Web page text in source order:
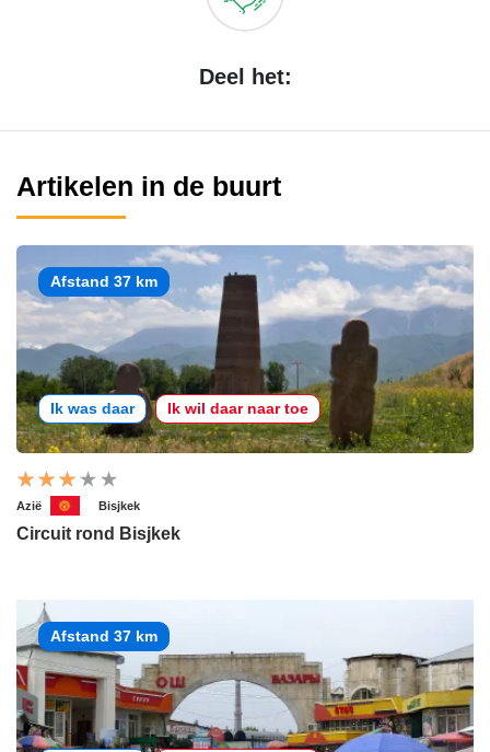
Deel het:
Artikelen in de buurt
Afstand 37 km
Ik was daar Ik wil daar naar toe
Azië Bisjkek
Circuit rond Bisjkek
Afstand 37 km